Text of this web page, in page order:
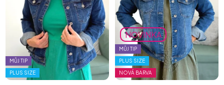
MŮJ TIP
PLUS SIZE
NOVINKA
MŮJ TIP
PLUS SIZE
NOVÁ BARVA